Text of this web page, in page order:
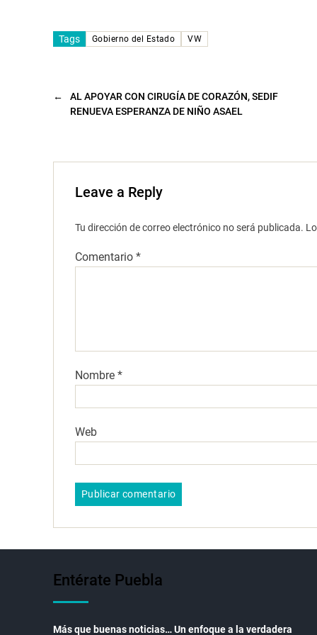
t
a
n
v
a
)
Tags Gobierno del Estado VW
←
AL APOYAR CON CIRUGÍA DE CORAZÓN, SEDIF
RENUEVA ESPERANZA DE NIÑO ASAEL
Leave a Reply
Tu dirección de correo electrónico no será publicada.
Comentario *
Nombre *
Web
Entérate Puebla
Más que buenas noticias… Un enfoque a la verdadera